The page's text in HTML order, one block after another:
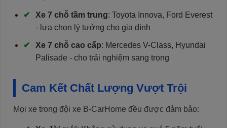
Xe 7 chỗ tầm trung: Toyota Innova, Ford Everest
- lựa chọn lý tưởng cho gia đình
Xe 7 chỗ cao cấp: Mercedes V-Class, Hyundai
Palisade - cho trải nghiệm sang trọng
Cam Kết Chất Lượng Vượt Trội
Mọi xe trong đội xe B-CarHome đều được đảm bảo: